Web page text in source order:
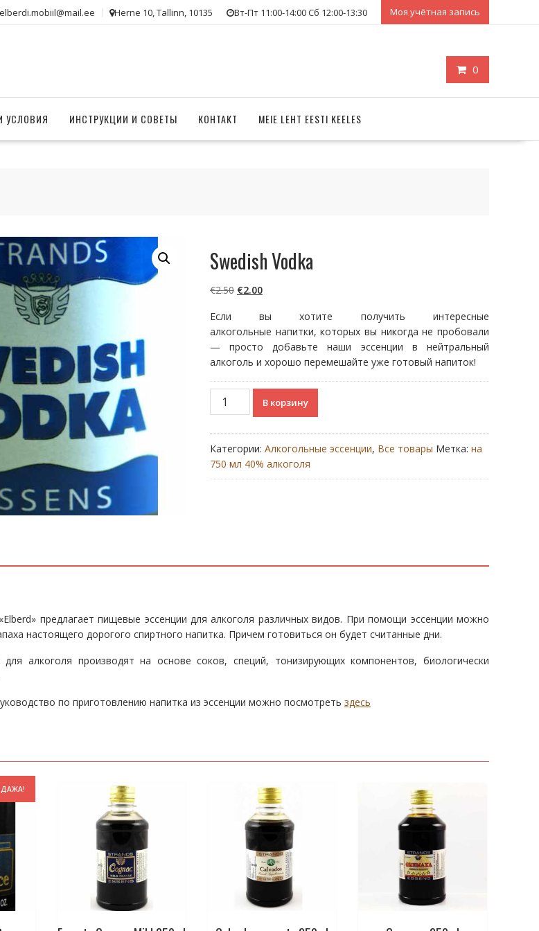
elberdi.mobiil@mail.ee Herne 10, Tallinn, 10135 Вт-Пт 11:00-14:00 Сб 12:00-13:30 Моя учётная запись
0
УСЛОВИЯ ИНСТРУКЦИИ И СОВЕТЫ КОНТАКТ MEIE LEHT EESTI KEELES
Swedish Vodka
€2.50 Первоначальная
составляла
€2.50.
€2.00Текущая
€2.00.
Если вы хотите получить интересные
алкогольные напитки, которых вы никогда не пробовали
— просто добавьте наши эссенции в нейтральный
алкоголь и хорошо перемешайте уже готовый напиток!
Количество
товара
В корзину
Категории: Алкогольные эссенции, Все товары Метка: на
750 мл 40% алкоголя
предлагает пищевые эссенции для алкоголя различных видов. При помощи эссенции можно
настоящего дорогого спиртного напитка. Причем готовиться он будет считанные дни.
алкоголя производят на основе соков, специй, тонизирующих компонентов, биологически
по приготовлению напитка из эссенции можно посмотреть здесь